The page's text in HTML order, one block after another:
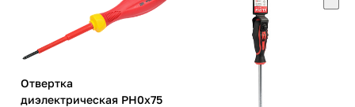
Отвертка
диэлектрическая PH0х75